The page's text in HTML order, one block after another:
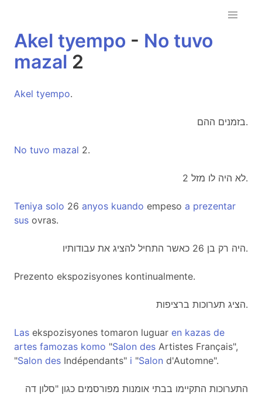
Akel tyempo - No tuvo
mazal 2
Akel tyempo.
בזמנים ההם.
No tuvo mazal 2.
לא היה לו מזל 2.
Teniya solo 26 anyos kuando empeso a prezentar
sus ovras.
היה רק בן 26 כאשר התחיל להציג את עבודותיו.
Prezento ekspozisyones kontinualmente.
הציג תערוכות ברציפות.
Las ekspozisyones tomaron luguar en kazas de
artes famozas komo "Salon des Artistes Français",
"Salon des Indépendants" i "Salon d'Automne".
התערוכות התקיימו בבתי אומנות מפורסמים כגון "סלון דה